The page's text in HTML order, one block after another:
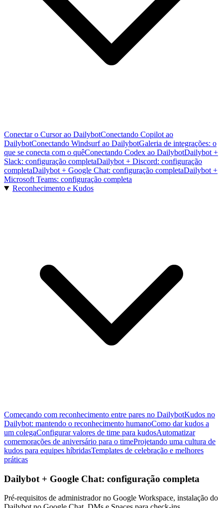
Conectar o Cursor ao DailybotConectando Copilot ao
DailybotConectando Windsurf ao DailybotGaleria de integrações: o
que se conecta com o quêConectando Codex ao DailybotDailybot +
Slack: configuração completaDailybot + Discord: configuração
completaDailybot + Google Chat: configuração completaDailybot +
Microsoft Teams: configuração completa
Reconhecimento e Kudos
Começando com reconhecimento entre pares no DailybotKudos no
Dailybot: mantendo o reconhecimento humanoComo dar kudos a
um colegaConfigurar valores de time para kudosAutomatizar
comemorações de aniversário para o timeProjetando uma cultura de
kudos para equipes híbridasTemplates de celebração e melhores
práticas
Dailybot + Google Chat: configuração completa
Pré-requisitos de administrador no Google Workspace, instalação do